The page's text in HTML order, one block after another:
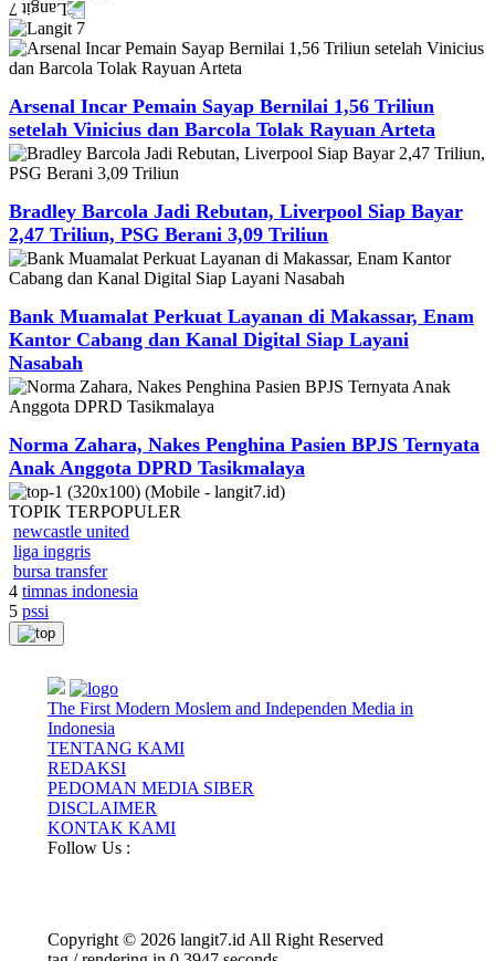
Arsenal Incar Pemain Sayap Bernilai 1,56 Triliun
setelah Vinicius dan Barcola Tolak Rayuan Arteta
Bradley Barcola Jadi Rebutan, Liverpool Siap Bayar
2,47 Triliun, PSG Berani 3,09 Triliun
Bank Muamalat Perkuat Layanan di Makassar, Enam
Kantor Cabang dan Kanal Digital Siap Layani
Nasabah
Norma Zahara, Nakes Penghina Pasien BPJS Ternyata
Anak Anggota DPRD Tasikmalaya
TOPIK TERPOPULER
newcastle united
liga inggris
bursa transfer
4 timnas indonesia
5 pssi
The First Modern Moslem and Independen Media in
Indonesia
TENTANG KAMI
REDAKSI
PEDOMAN MEDIA SIBER
DISCLAIMER
KONTAK KAMI
Follow Us :
Copyright © 2026 langit7.id All Right Reserved